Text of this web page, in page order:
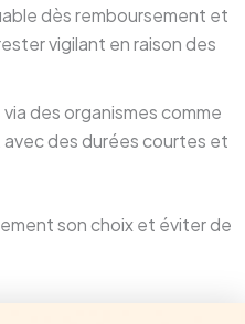
dès remboursement et
vigilant en raison des
des organismes comme
des durées courtes et
son choix et éviter de